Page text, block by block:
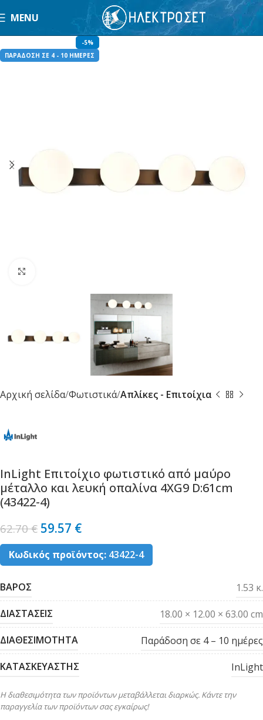
MENU
-5%
ΠΑΡΑΔΟΣΗ ΣΕ 4 - 10 ΗΜΕΡΕΣ
Αρχική σελίδα Φωτιστικά Απλίκες - Επιτοίχια
InLight Επιτοίχιο φωτιστικό από μαύρο
μέταλλο και λευκή οπαλίνα 4XG9 D:61cm
(43422-4)
62.70€ 59.57 €
Κωδικός προϊόντος: 43422-4
ΒΑΡΟΣ 1.53 κ.
ΔΙΑΣΤΑΣΕΙΣ 18.00 × 12.00 × 63.00 cm
ΔΙΑΘΕΣΙΜΟΤΗΤΑ Παράδοση σε 4 – 10 ημέρες
ΚΑΤΑΣΚΕΥΑΣΤΗΣ InLight
Η διαθεσιμότητα των προϊόντων μεταβάλλεται διαρκώς. Κάντε την
παραγγελία των προϊόντων σας εγκαίρως!